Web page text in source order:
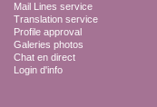
Mail Lines service
Translation service
Profile approval
Galeries photos
Chat en direct
Login d'info